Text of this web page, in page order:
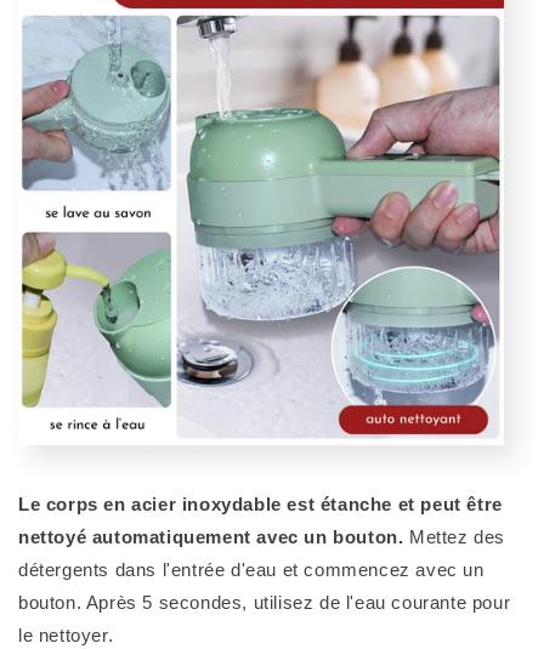
Le corps en acier inoxydable est étanche et peut être
nettoyé automatiquement avec un bouton. Mettez des
détergents dans l'entrée d'eau et commencez avec un
bouton. Après 5 secondes, utilisez de l'eau courante pour
le nettoyer.